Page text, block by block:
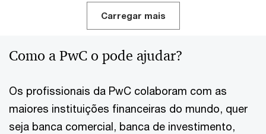
Carregar mais
Como a PwC o pode ajudar?
Os profissionais da PwC colaboram com as
maiores instituições financeiras do mundo, quer
seja banca comercial, banca de investimento,